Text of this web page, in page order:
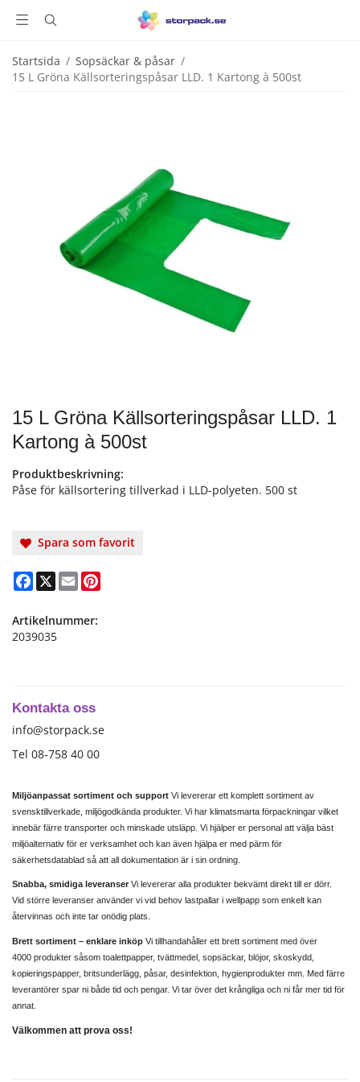
Startsida / Sopsäckar & påsar /
15 L Gröna Källsorteringspåsar LLD. 1 Kartong à 500st
15 L Gröna Källsorteringspåsar LLD. 1
Kartong à 500st
Produktbeskrivning:
Påse för källsortering tillverkad i LLD-polyeten. 500 st
Spara som favorit
Facebook
X Email
Artikelnummer:
2039035
Kontakta oss
info@storpack.se
Tel 08-758 40 00
Miljöanpassat sortiment och support Vi levererar ett komplett sortiment av
svensktillverkade, miljögodkända produkter. Vi har klimatsmarta förpackningar vilket
innebär färre transporter och minskade utsläpp. Vi hjälper er personal att välja bäst
miljöalternativ för er verksamhet och kan även hjälpa er med pärm för
säkerhetsdatablad så att all dokumentation är i sin ordning.
Snabba, smidiga leveranser Vi levererar alla produkter bekvämt direkt till er dörr.
Vid större leveranser använder vi vid behov lastpallar i wellpapp som enkelt kan
återvinnas och inte tar onödig plats.
Brett sortiment – enklare inköp Vi tillhandahåller ett brett sortiment med över
4000 produkter såsom toalettpapper, tvättmedel, sopsäckar, blöjor, skoskydd,
kopieringspapper, britsunderlägg, påsar, desinfektion, hygienprodukter mm. Med färre
leverantörer spar ni både tid och pengar. Vi tar över det krångliga och ni får mer tid för
annat.
Välkommen att prova oss!